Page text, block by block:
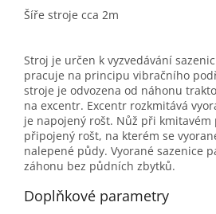
Šíře stroje cca 2m
Stroj je určen k vyzvedávání
pracuje na principu vibračního
stroje je odvozena od náhonu
na excentr. Excentr rozkmitává
je napojený rošt. Nůž při
připojený rošt, na kterém se
nalepené půdy. Vyorané sazenice
záhonu bez půdních zbytků.
Doplňkové parametry